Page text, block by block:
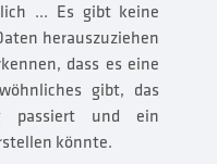
... Es gibt keine
herauszuziehen
dass es eine
gibt, das
passiert und ein
könnte.